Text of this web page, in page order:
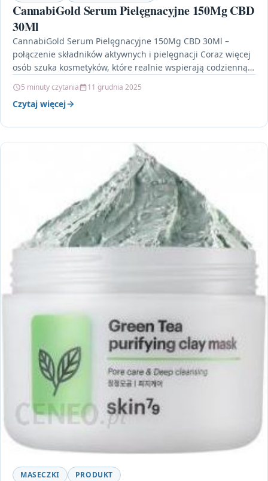
CannabiGold Serum Pielęgnacyjne 150Mg CBD
30Ml
CannabiGold Serum Pielęgnacyjne 150Mg CBD 30Ml –
połączenie składników aktywnych i pielęgnacji Coraz więcej
osób szuka kosmetyków, które realnie wspierają codzienną
5 minuty czytania 11 grudnia 2025
Czytaj więcej
MASECZKI PRODUKT